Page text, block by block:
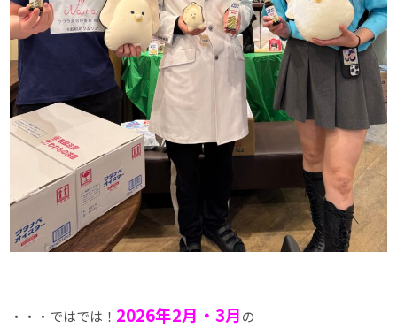
・・・ではでは！ 2026年2月・3月の